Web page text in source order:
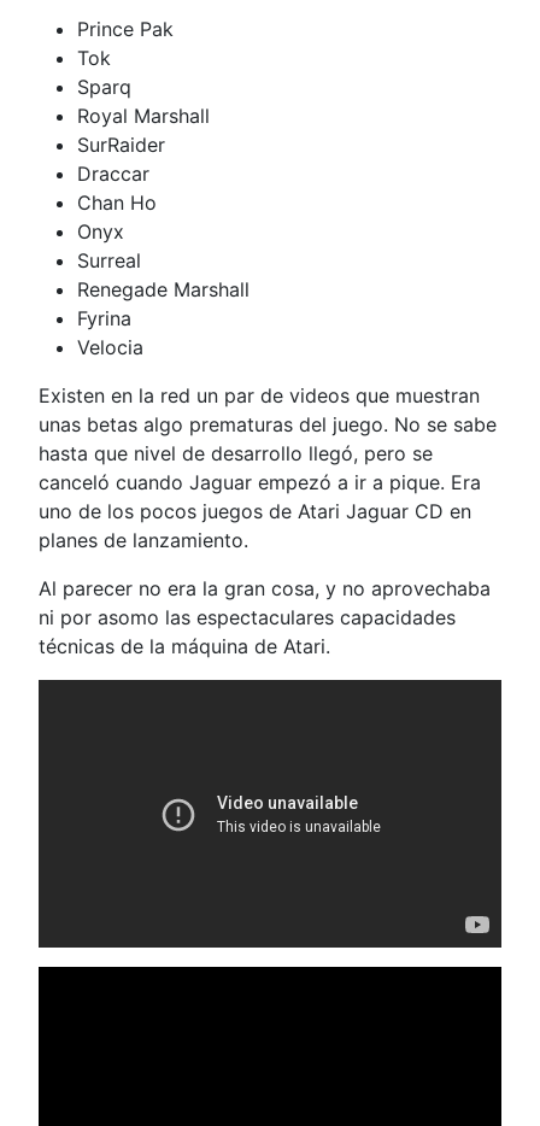
Prince Pak
Tok
Sparq
Royal Marshall
SurRaider
Draccar
Chan Ho
Onyx
Surreal
Renegade Marshall
Fyrina
Velocia
Existen en la red un par de videos que muestran
unas betas algo prematuras del juego. No se sabe
hasta que nivel de desarrollo llegó, pero se
canceló cuando Jaguar empezó a ir a pique. Era
uno de los pocos juegos de Atari Jaguar CD en
planes de lanzamiento.
Al parecer no era la gran cosa, y no aprovechaba
ni por asomo las espectaculares capacidades
técnicas de la máquina de Atari.